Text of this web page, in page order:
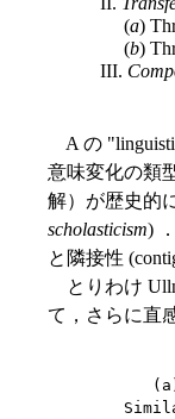
(a)
(b)
III.
A の
意味変化の類
解）が歴史的
scholasticism)
と隣接性
とりわけ
て，さらに直